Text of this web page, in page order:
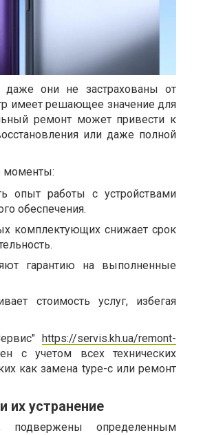
даже они не застрахованы от
имеет решающее значение для
ремонт может привести к
или даже полной
моменты:
опыт работы с устройствами
обеспечения.
комплектующих снижает срок
гарантию на выполненные
стоимость услуг, избегая
https://servis.kh.ua/remont-
с учетом всех технических
как замена type-c или ремонт
их устранение
подвержены определенным